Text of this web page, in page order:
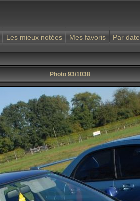
Les mieux notées Mes favoris Par date
Photo 93/1038